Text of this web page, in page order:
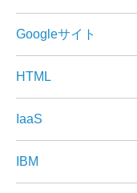
Googleサイト
HTML
IaaS
IBM